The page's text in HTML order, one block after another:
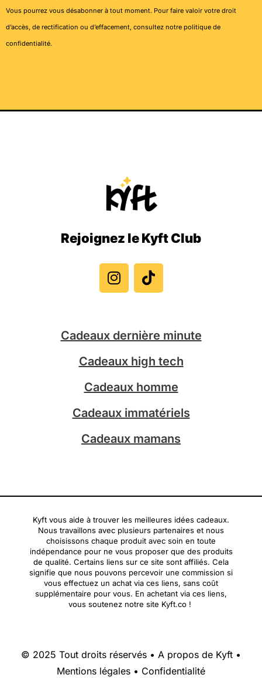
Vous pourrez vous désabonner à tout moment. Pour faire valoir votre droit
d’accès, de rectification ou d’effacement, consultez notre politique de
confidentialité.
Rejoignez le Kyft Club
n
s
t
r
a
m
i
k
t
Cadeaux dernière minute
Cadeaux high tech
Cadeaux homme
Cadeaux immatériels
Cadeaux mamans
Kyft vous aide à trouver les meilleures idées cadeaux.
Nous travaillons avec plusieurs partenaires et nous
choisissons chaque produit avec soin en toute
indépendance pour ne vous proposer que des produits
de qualité. Certains liens sur ce site sont affiliés. Cela
signifie que nous pouvons percevoir une commission si
vous effectuez un achat via ces liens, sans coût
supplémentaire pour vous. En achetant via ces liens,
vous soutenez notre site Kyft.co !
© 2025 Tout droits réservés • A propos de Kyft •
Mentions légales • Confidentialité